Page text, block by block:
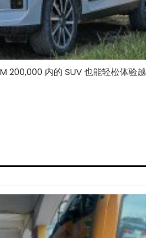
200,000 内的 SUV 也能轻松体验越